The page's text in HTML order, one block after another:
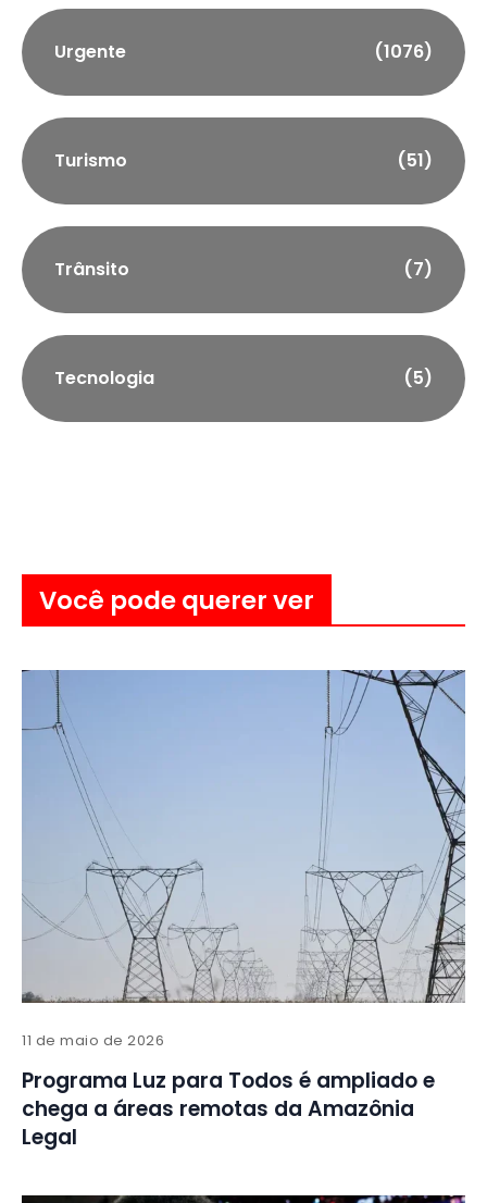
Urgente (1076)
Turismo (51)
Trânsito (7)
Tecnologia (5)
Você pode querer ver
11 de maio de 2026
Programa Luz para Todos é ampliado e
chega a áreas remotas da Amazônia
Legal